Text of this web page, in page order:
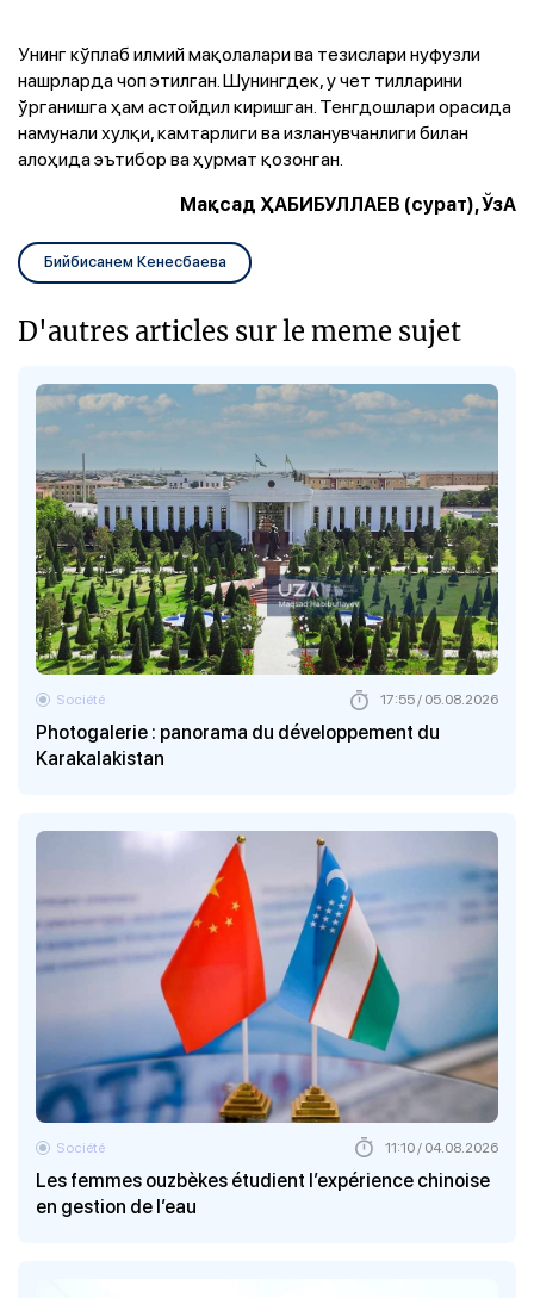
Унинг кўплаб илмий мақолалари ва тезислари нуфузли
нашрларда чоп этилган. Шунингдек, у чет тилларини
ўрганишга ҳам астойдил киришган. Тенгдошлари орасида
намунали хулқи, камтарлиги ва изланувчанлиги билан
алоҳида эътибор ва ҳурмат қозонган.
Мақсад ҲАБИБУЛЛАЕВ (сурат), ЎзА
Бийбисанем Кенесбаева
D'autres articles sur le meme sujet
Photogalerie : panorama du développement du
Karakalakistan
Société 17:55 / 05.08.2026
Les femmes ouzbèkes étudient l’expérience chinoise
en gestion de l’eau
Société 11:10 / 04.08.2026